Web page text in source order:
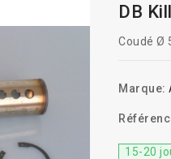
DB
Coudé Ø
Marque:
15-20